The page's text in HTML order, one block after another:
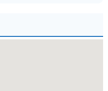
います。バイクで訪れる際
いので注意が必要です。紅